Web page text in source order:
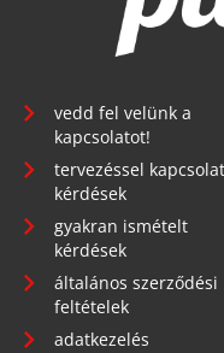
vedd fel velünk a
kapcsolatot!
tervezéssel
kérdések
gyakran ismételt
kérdések
általános szerződési
feltételek
adatkezelés